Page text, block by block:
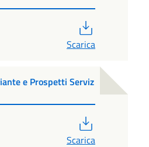
Scarica
e Prospetti Serviz
Scarica